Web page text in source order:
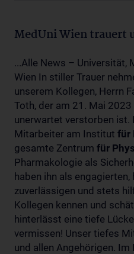
MedUni Wien trauert
...Alle News – Universität,
Wien In stiller Trauer
unserem Kollegen, Herrn
Toth, der am 21. Mai
unerwartet verstorben ist.
Mitarbeiter am Institut für
gesamte Zentrum für
Pharmakologie als
haben ihn als engagierten,
zuverlässigen und stets
Kollegen kennen und
hinterlässt eine tiefe
vermissen! Unser tiefes
und allen Angehörigen.